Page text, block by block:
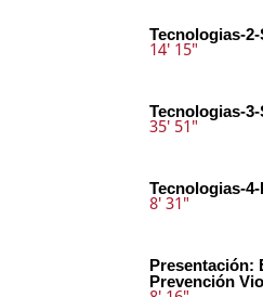
Tecnologias-
14' 15"
Tecnologias-
35' 51"
Tecnologias-
8' 31"
Presentación:
Prevención